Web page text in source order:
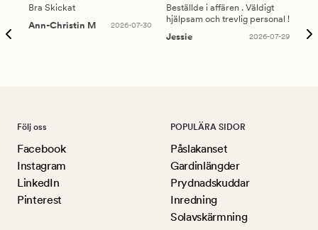
Bra Skickat
Ann-Christin M
2026-07-30
Beställde i affären . Väldigt
hjälpsam och trevlig personal !
Jessie
2026-07-29
Följ oss
Facebook
Instagram
LinkedIn
Pinterest
POPULÄRA SIDOR
Påslakanset
Gardinlängder
Prydnadskuddar
Inredning
Solavskärmning